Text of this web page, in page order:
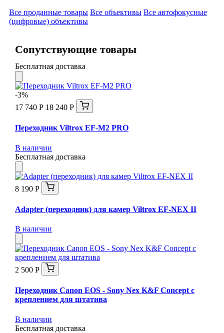
Все проданные товары Все объективы Все автофокусные
(цифровые) объективы
Сопутствующие товары
Бесплатная доставка
-3%
17 740 Р 18 240 Р
Переходник Viltrox EF-M2 PRO
В наличии
Бесплатная доставка
8 190 Р
Adapter (переходник) для камер Viltrox EF-NEX II
В наличии
2 500 Р
Переходник Canon EOS - Sony Nex K&F Concept с
креплением для штатива
В наличии
Бесплатная доставка